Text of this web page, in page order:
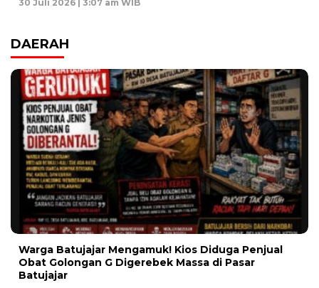
30 Juli 2026 | 3:07 am WIB
DAERAH
Warga Batujajar Mengamuk! Kios Diduga Penjual
Obat Golongan G Digerebek Massa di Pasar
Batujajar